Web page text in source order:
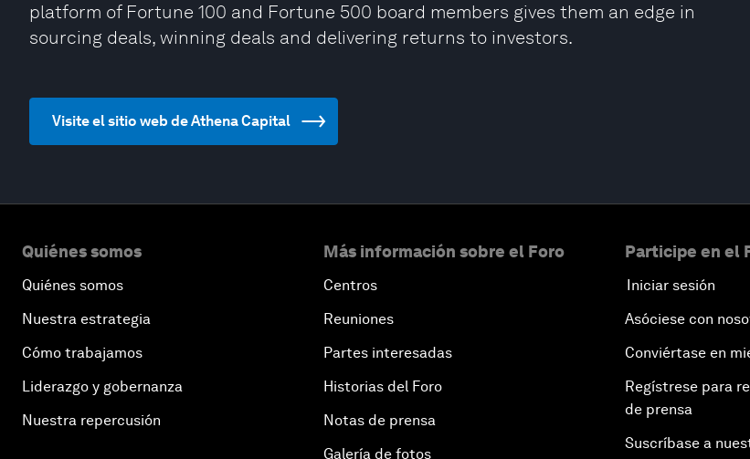
platform of Fortune 100 and Fortune 500 board members gives them an edge in
sourcing deals, winning deals and delivering returns to investors.
Visite el sitio web de Athena Capital
Quiénes somos
Quiénes somos
Nuestra estrategia
Cómo trabajamos
Liderazgo y gobernanza
Nuestra repercusión
Más información sobre el Foro
Centros
Reuniones
Partes interesadas
Historias del Foro
Notas de prensa
Galería de fotos
Participe en el
Iniciar sesión
Asóciese con
Conviértase en
Regístrese para
de prensa
Suscríbase a